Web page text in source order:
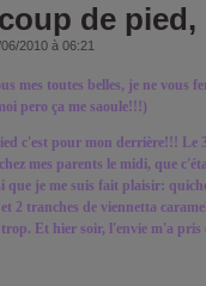
de pied,
2010 à 06:21
mes toutes belles, je ne vous
pero ça me saoule!!!)
c'est pour mon derrière!!!
mes parents le midi, que
que je me suis fait plaisir:
2 tranches de viennetta
Et hier soir, l'envie m'a